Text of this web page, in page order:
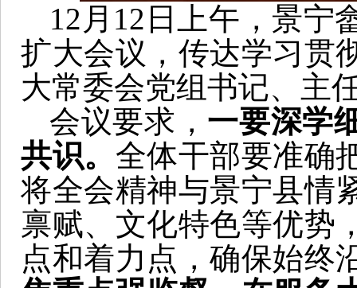
12月12日上午，景宁
扩大会议，传达学习贯
大常委会党组书记、主
会议要求， 一要深学
共识。 全体干部要准确
将全会精神与景宁县情
禀赋、文化特色等优势
点和着力点，确保始终